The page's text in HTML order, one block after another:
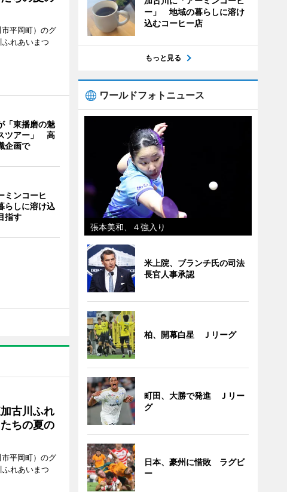
平岡町）のグ
れあいまつ
「東播磨の魅
ツアー」 高
企画で
ミンコーヒ
しに溶け込
指す
古川ふれ
ちの夏の
平岡町）のグ
れあいまつ
ー」 地域の暮らしに溶け
込むコーヒー店
もっと見る
ワールドフォトニュース
張本美和、４強入り
米上院、ブランチ氏の司法
長官人事承認
柏、開幕白星 Ｊリーグ
町田、大勝で発進 Ｊリー
グ
日本、豪州に惜敗 ラグビ
ー